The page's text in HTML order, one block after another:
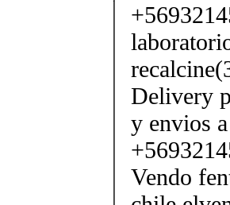
Delivery
y envios
Vendo